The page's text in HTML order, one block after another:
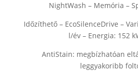
NightWash – Memória –
Időzíthető – EcoSilenceDrive –
l/év – Energia: 152
AntiStain: megbízhatóan
leggyakoribb